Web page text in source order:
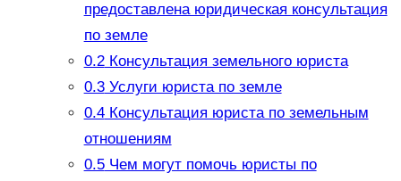
предоставлена юридическая консультация
по земле
0.2Консультация земельного юриста
0.3Услуги юриста по земле
0.4Консультация юриста по земельным
отношениям
0.5Чем могут помочь юристы по